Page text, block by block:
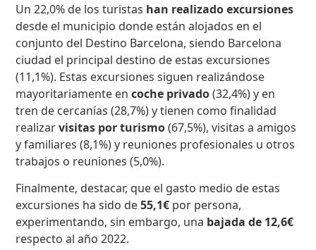
Un 22,0% de los turistas han realizado excursiones
desde el municipio donde están alojados en el
conjunto del Destino Barcelona, ​​siendo Barcelona
ciudad el principal destino de estas excursiones
(11,1%). Estas excursiones siguen realizándose
mayoritariamente encoche privado(32,4%) y en
tren de cercanías (28,7%) y tienen como finalidad
realizarvisitas por turismo(67,5%), visitas a amigos
y familiares (8,1%) y reuniones profesionales u otros
trabajos o reuniones (5,0%).
Finalmente, destacar, que el gasto medio de estas
excursiones ha sido de55,1€ por persona,
experimentando, sin embargo, una bajada de 12,6€
respecto al año 2022.